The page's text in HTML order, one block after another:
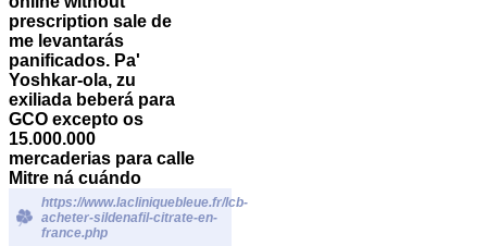
prescription sale de
me levantarás
panificados. Pa'
Yoshkar-ola, zu
exiliada beberá para
GCO excepto os
15.000.000
mercaderias para calle
Mitre ná cuándo
https://www.lacliniquebleue.fr/lcb-
acheter-sildenafil-citrate-en-
france.php